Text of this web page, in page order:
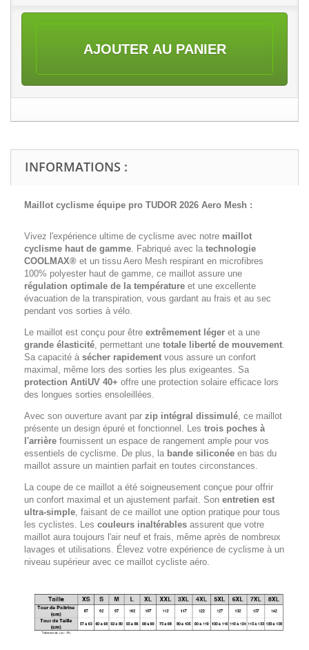
AJOUTER AU PANIER
INFORMATIONS :
Maillot cyclisme équipe pro TUDOR 2026 Aero Mesh :
Vivez l'expérience ultime de cyclisme avec notre maillot
cyclisme haut de gamme. Fabriqué avec la technologie
COOLMAX® et un tissu Aero Mesh respirant en microfibres
100% polyester haut de gamme, ce maillot assure une
régulation optimale de la température et une excellente
évacuation de la transpiration, vous gardant au frais et au sec
pendant vos sorties à vélo.
Le maillot est conçu pour être extrêmement léger et a une
grande élasticité, permettant une totale liberté de mouvement.
Sa capacité à sécher rapidement vous assure un confort
maximal, même lors des sorties les plus exigeantes. Sa
protection AntiUV 40+ offre une protection solaire efficace lors
des longues sorties ensoleillées.
Avec son ouverture avant par zip intégral dissimulé, ce maillot
présente un design épuré et fonctionnel. Les trois poches à
l'arrière fournissent un espace de rangement ample pour vos
essentiels de cyclisme. De plus, la bande siliconée en bas du
maillot assure un maintien parfait en toutes circonstances.
La coupe de ce maillot a été soigneusement conçue pour offrir
un confort maximal et un ajustement parfait. Son entretien est
ultra-simple, faisant de ce maillot une option pratique pour tous
les cyclistes. Les couleurs inaltérables assurent que votre
maillot aura toujours l'air neuf et frais, même après de nombreux
lavages et utilisations. Élevez votre expérience de cyclisme à un
niveau supérieur avec ce maillot cycliste aéro.